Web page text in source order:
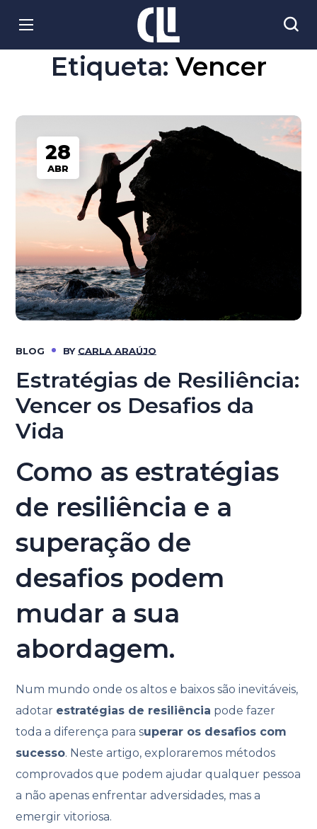
Etiqueta: Vencer
28
ABR
BLOG BY CARLA ARAÚJO
Estratégias de Resiliência:
Vencer os Desafios da
Vida
Como as estratégias
de resiliência e a
superação de
desafios podem
mudar a sua
abordagem.
Num mundo onde os altos e baixos são inevitáveis,
adotar estratégias de resiliência pode fazer
toda a diferença para superar os desafios com
sucesso. Neste artigo, exploraremos métodos
comprovados que podem ajudar qualquer pessoa
a não apenas enfrentar adversidades, mas a
emergir vitoriosa.